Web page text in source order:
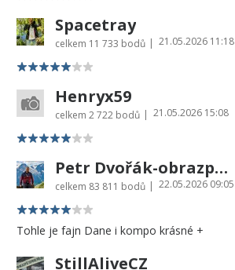
Spacetray
celkem 11 733 bodů | 21.05.2026 11:18
Henryx59
celkem 2 722 bodů | 21.05.2026 15:08
Petr Dvořák-obrazprovas.cz
celkem 83 811 bodů | 22.05.2026 09:05
Tohle je fajn Dane i kompo krásné +
StillAliveCZ